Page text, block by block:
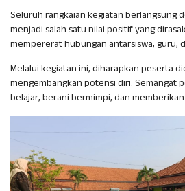
Seluruh rangkaian kegiatan berlangsung
menjadi salah satu nilai positif yang
mempererat hubungan antarsiswa, guru,
Melalui kegiatan ini, diharapkan peserta
mengembangkan potensi diri. Semangat
belajar, berani bermimpi, dan